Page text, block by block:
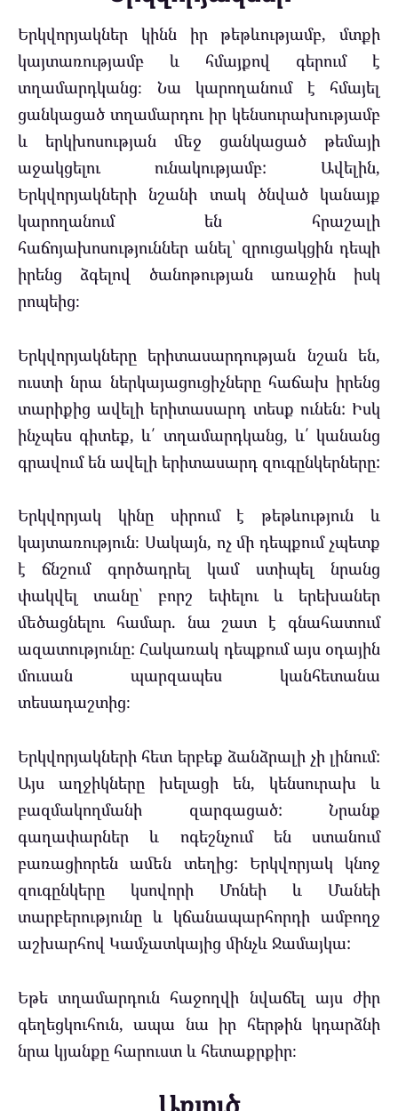
Երկվորյակներ կինն իր թեթևությամբ, մտքի
կայտառությամբ և հմայքով գերում է
տղամարդկանց։ Նա կարողանում է հմայել
ցանկացած տղամարդու իր կենսուրախությամբ
և երկխոսության մեջ ցանկացած թեմայի
աջակցելու ունակությամբ: Ավելին,
Երկվորյակների նշանի տակ ծնված կանայք
կարողանում են հրաշալի
հաճոյախոսություններ անել՝ զրուցակցին դեպի
իրենց ձգելով ծանոթության առաջին իսկ
րոպեից։
Երկվորյակները երիտասարդության նշան են,
ուստի նրա ներկայացուցիչները հաճախ իրենց
տարիքից ավելի երիտասարդ տեսք ունեն: Իսկ
ինչպես գիտեք, և՛ տղամարդկանց, և՛ կանանց
գրավում են ավելի երիտասարդ զուգընկերները:
Երկվորյակ կինը սիրում է թեթևություն և
կայտառություն։ Սակայն, ոչ մի դեպքում չպետք
է ճնշում գործադրել կամ ստիպել նրանց
փակվել տանը՝ բորշ եփելու և երեխաներ
մեծացնելու համար. նա շատ է գնահատում
ազատությունը: Հակառակ դեպքում այս օդային
մուսան պարզապես կանհետանա
տեսադաշտից։
Երկվորյակների հետ երբեք ձանձրալի չի լինում:
Այս աղջիկները խելացի են, կենսուրախ և
բազմակողմանի զարգացած: Նրանք
գաղափարներ և ոգեշնչում են ստանում
բառացիորեն ամեն տեղից: Երկվորյակ կնոջ
զուգընկերը կսովորի Մոնեի և Մանեի
տարբերությունը և կճանապարհորդի ամբողջ
աշխարհով Կամչատկայից մինչև Ջամայկա:
Եթե ​​տղամարդուն հաջողվի նվաճել այս ժիր
գեղեցկուհուն, ապա նա իր հերթին կդարձնի
նրա կյանքը հարուստ և հետաքրքիր։